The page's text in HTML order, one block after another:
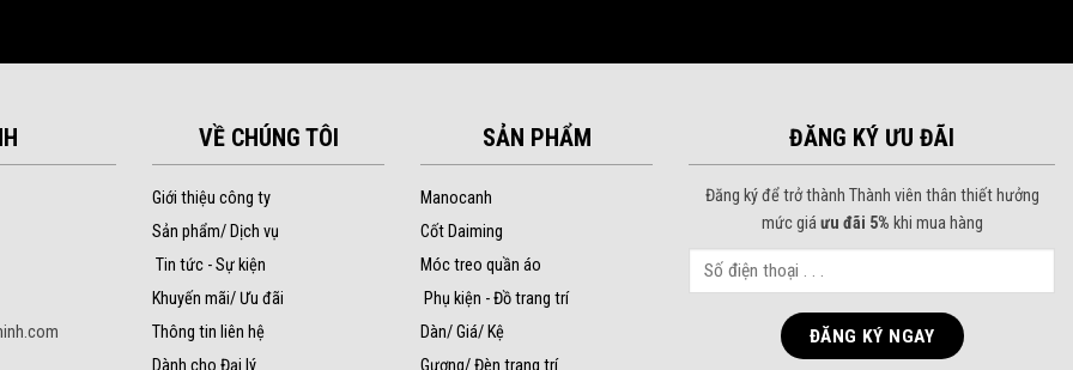
VỀ CHÚNG TÔI
Giới thiệu công ty
Sản phẩm/ Dịch vụ
Tin tức - Sự kiện
Khuyến mãi/ Ưu đãi
Thông tin liên hệ
Dành cho Đại lý
SẢN PHẨM
Manocanh
Cốt Daiming
Móc treo quần áo
Phụ kiện - Đồ trang trí
Dàn/ Giá/ Kệ
Gương/ Đèn trang trí
ĐĂNG KÝ ƯU ĐÃI
Đăng ký để trở thành Thành viên thân thiết hưởng
mức giáưu đãi 5% khi mua hàng